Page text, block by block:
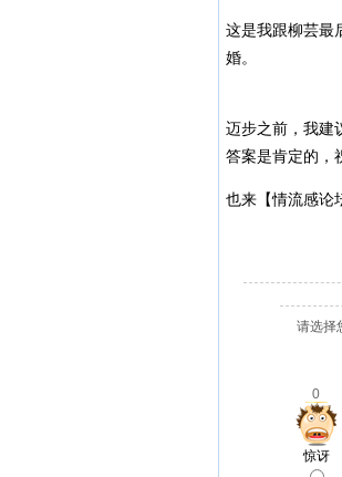
这是我跟柳芸
婚。
迈步之前，我建
答案是肯定的，
也来【情流感论
请选择
0
惊讶